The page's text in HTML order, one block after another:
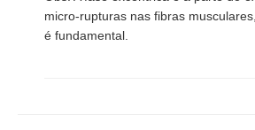
micro-rupturas nas fibras
é fundamental.